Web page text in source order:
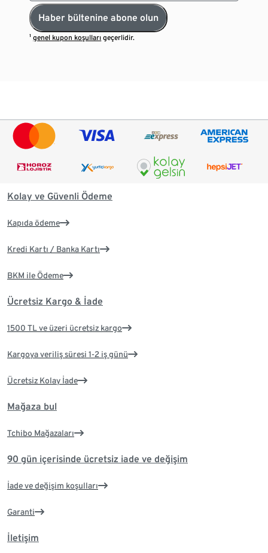
Haber bültenine abone olun
¹genel kupon koşulları geçerlidir.
Kolay ve Güvenli Ödeme
Kapıda ödeme
Kredi Kartı / Banka Kartı
BKM ile Ödeme
Ücretsiz Kargo & İade
1500 TL ve üzeri ücretsiz kargo
Kargoya veriliş süresi 1-2 iş günü
Ücretsiz Kolay İade
Mağaza bul
Tchibo Mağazaları
90 gün içerisinde ücretsiz iade ve değişim
İade ve değişim koşulları
Garanti
İletişim